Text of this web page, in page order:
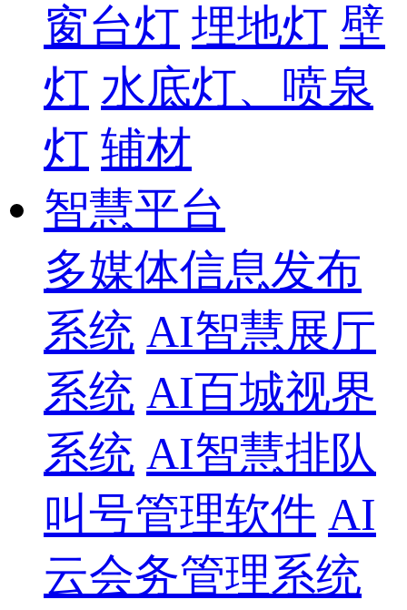
窗台灯 埋地灯 壁
灯 水底灯、喷泉
灯 辅材
智慧平台
多媒体信息发布
系统 AI智慧展厅
系统 AI百城视界
系统 AI智慧排队
叫号管理软件 AI
云会务管理系统